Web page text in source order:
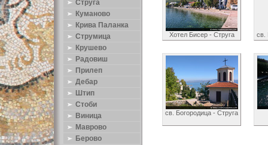
Струга
Куманово
Крива Паланка
Струмица
Крушево
Радовиш
Прилеп
Дебар
Штип
Стоби
Виница
Маврово
Берово
Хотел Бисер - Струга св.
св. Богородица - Струга